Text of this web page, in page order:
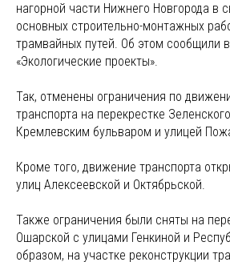
нагорной части Нижнего Новгорода в
основных строительно-монтажных
трамвайных путей. Об этом сообщили
«Экологические проекты».
Так, отменены ограничения по
транспорта на перекрестке
Кремлевским бульваром и улицей
Кроме того, движение транспорта
улиц Алексеевской и Октябрьской.
Также ограничения были сняты на
Ошарской с улицами Генкиной и
образом, на участке реконструкции